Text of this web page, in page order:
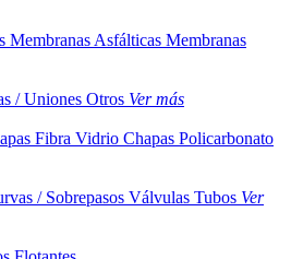
Membranas Asfálticas Membranas
/ Uniones Otros Ver más
Fibra Vidrio Chapas Policarbonato
/ Sobrepasos Válvulas Tubos Ver